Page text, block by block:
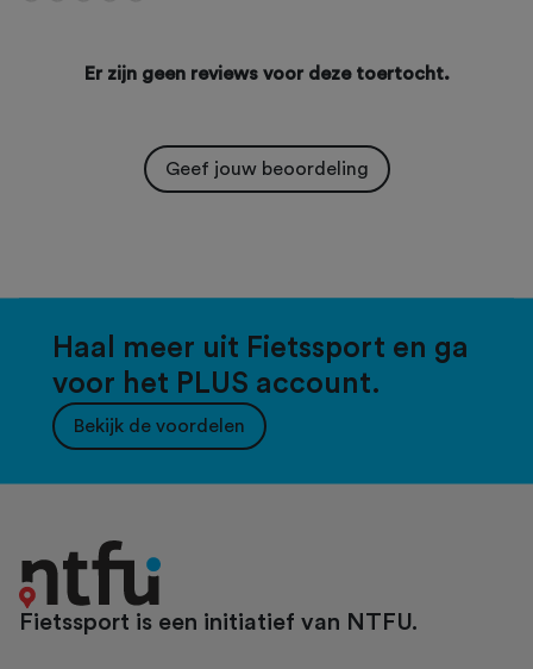
Er zijn geen reviews voor deze toertocht.
Geef jouw beoordeling
Haal meer uit Fietssport en ga
voor het PLUS account.
Bekijk de voordelen
Fietssport is een initiatief van NTFU.